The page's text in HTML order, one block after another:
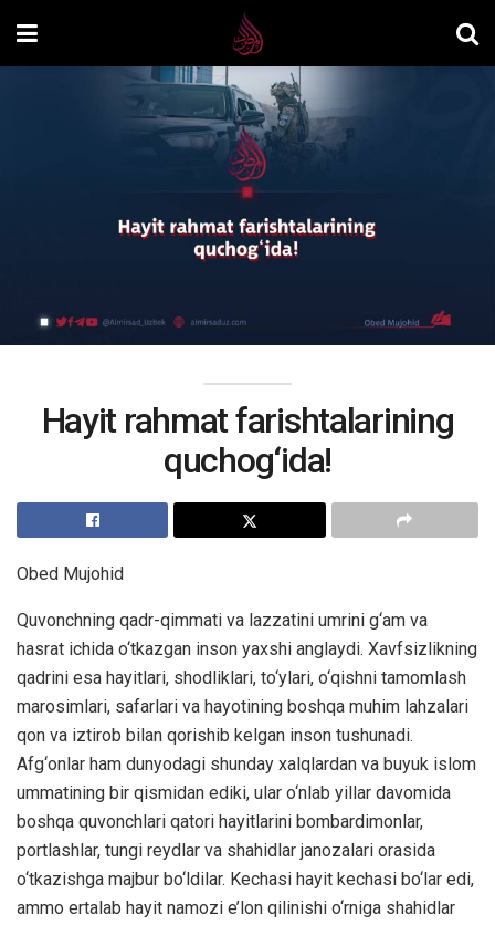
Hayit rahmat farishtalarining
quchog‘ida!
Obed Mujohid
Quvonchning qadr-qimmati va lazzatini umrini g‘am va
hasrat ichida o‘tkazgan inson yaxshi anglaydi. Xavfsizlikning
qadrini esa hayitlari, shodliklari, to‘ylari, o‘qishni tamomlash
marosimlari, safarlari va hayotining boshqa muhim lahzalari
qon va iztirob bilan qorishib kelgan inson tushunadi.
Afg‘onlar ham dunyodagi shunday xalqlardan va buyuk islom
ummatining bir qismidan ediki, ular o‘nlab yillar davomida
boshqa quvonchlari qatori hayitlarini bombardimonlar,
portlashlar, tungi reydlar va shahidlar janozalari orasida
o‘tkazishga majbur bo‘ldilar. Kechasi hayit kechasi bo‘lar edi,
ammo ertalab hayit namozi e’lon qilinishi o‘rniga shahidlar